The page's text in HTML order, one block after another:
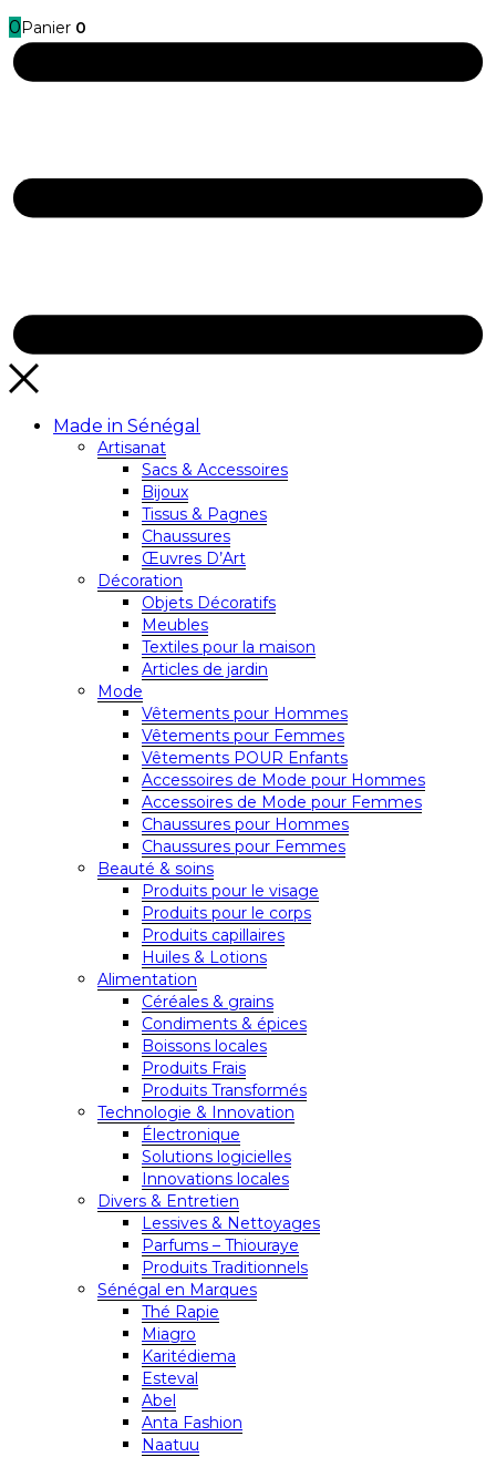
0 Panier 0
Made in Sénégal
Artisanat
Sacs & Accessoires
Bijoux
Tissus & Pagnes
Chaussures
Œuvres D’Art
Décoration
Objets Décoratifs
Meubles
Textiles pour la maison
Articles de jardin
Mode
Vêtements pour Hommes
Vêtements pour Femmes
Vêtements POUR Enfants
Accessoires de Mode pour Hommes
Accessoires de Mode pour Femmes
Chaussures pour Hommes
Chaussures pour Femmes
Beauté & soins
Produits pour le visage
Produits pour le corps
Produits capillaires
Huiles & Lotions
Alimentation
Céréales & grains
Condiments & épices
Boissons locales
Produits Frais
Produits Transformés
Technologie & Innovation
Électronique
Solutions logicielles
Innovations locales
Divers & Entretien
Lessives & Nettoyages
Parfums – Thiouraye
Produits Traditionnels
Sénégal en Marques
Thé Rapie
Miagro
Karitédiema
Esteval
Abel
Anta Fashion
Naatuu